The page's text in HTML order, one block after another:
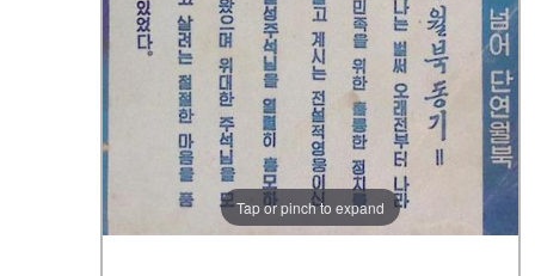
Tap or pinch to expand